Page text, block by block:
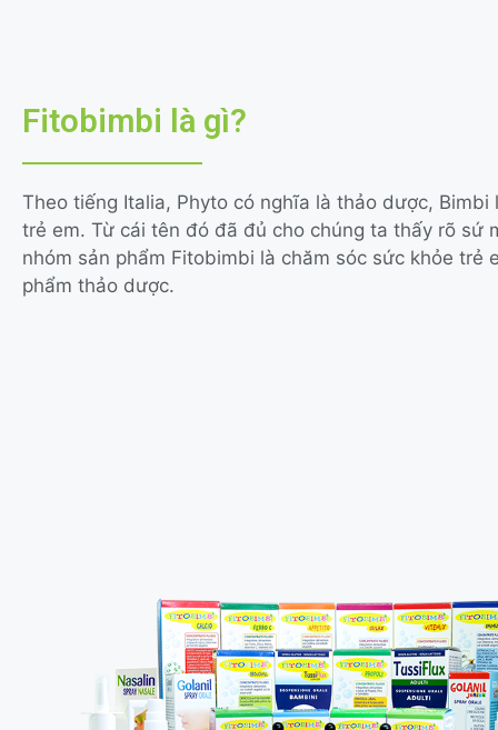
Fitobimbi là gì?
Theo tiếng Italia, Phyto có nghĩa là thảo dược, Bimbi
trẻ em. Từ cái tên đó đã đủ cho chúng ta thấy rõ sứ
nhóm sản phẩm Fitobimbi là chăm sóc sức khỏe trẻ
phẩm thảo dược.